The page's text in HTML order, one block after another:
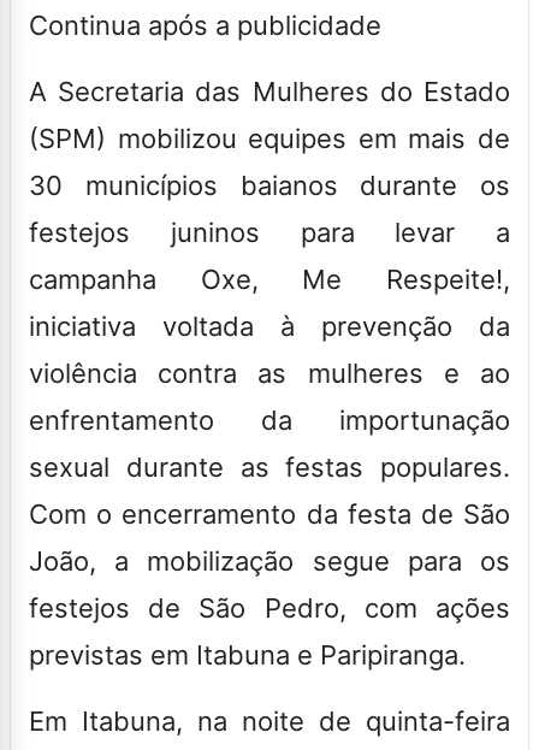
Continua após a publicidade
A Secretaria das Mulheres do Estado
(SPM) mobilizou equipes em mais de
30 municípios baianos durante os
festejos juninos para levar a
campanha Oxe, Me Respeite!,
iniciativa voltada à prevenção da
violência contra as mulheres e ao
enfrentamento da importunação
sexual durante as festas populares.
Com o encerramento da festa de São
João, a mobilização segue para os
festejos de São Pedro, com ações
previstas em Itabuna e Paripiranga.
Em Itabuna, na noite de quinta-feira